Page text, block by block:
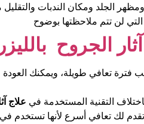
الجلد ومكان الندبات والتقليل
التي لن تتم ملاحظتها بوضوح
الجروح بالليزر
فترة تعافي طويلة، ويمكنك
التقنية المستخدمة في علاج
تقدم لك تعافي أسرع لأنها تستخدم في